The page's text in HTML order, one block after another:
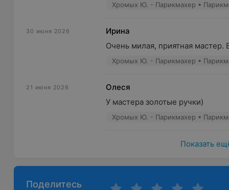
Хромых Ю. - Парикмахер •
30 июня 2026
Ирина
Очень милая, приятная мастер.
Хромых Ю. - Парикмахер •
21 июня 2026
Олеся
У мастера золотые ручки)
Хромых Ю. - Парикмахер •
Показать
Поделитесь